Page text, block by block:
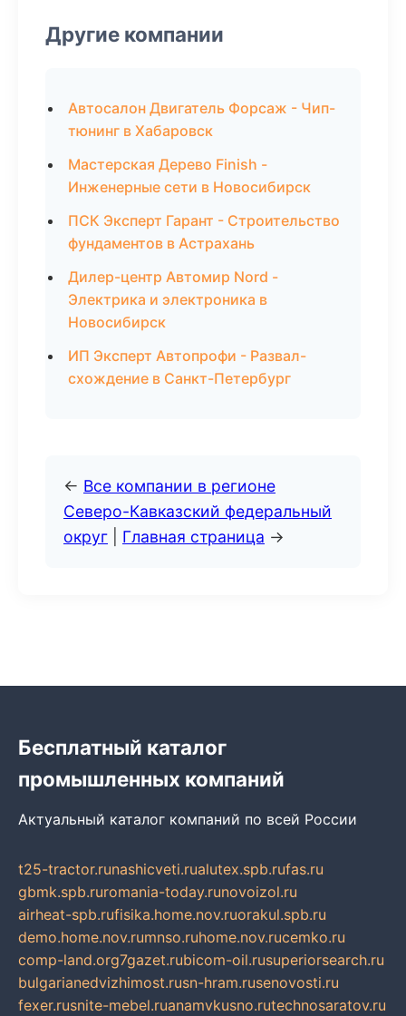
Другие компании
Автосалон Двигатель Форсаж - Чип-
тюнинг в Хабаровск
Мастерская Дерево Finish -
Инженерные сети в Новосибирск
ПСК Эксперт Гарант - Строительство
фундаментов в Астрахань
Дилер-центр Автомир Nord -
Электрика и электроника в
Новосибирск
ИП Эксперт Автопрофи - Развал-
схождение в Санкт-Петербург
← Все компании в регионе
Северо-Кавказский федеральный
округ
Главная страница →
Бесплатный каталог
промышленных компаний
Актуальный каталог компаний по всей России
t25-tractor.runashicveti.rualutex.spb.rufas.ru
gbmk.spb.ruromania-today.runovoizol.ru
airheat-spb.rufisika.home.nov.ruorakul.spb.ru
demo.home.nov.rumnso.ruhome.nov.rucemko.ru
comp-land.org7gazet.rubicom-oil.rusuperiorsearch.ru
bulgarianedvizhimost.rusn-hram.rusenovosti.ru
fexer.rusnite-mebel.ruanamvkusno.rutechnosaratov.ru